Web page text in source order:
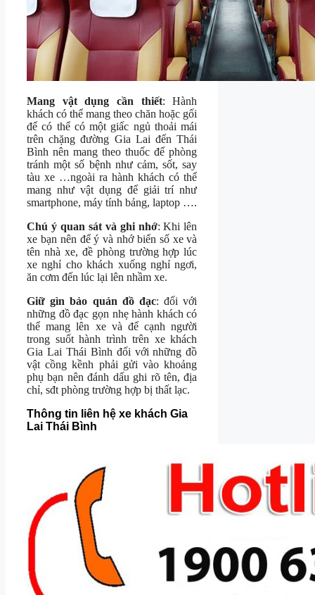
Mang vật dụng cần thiết: Hành
khách có thể mang theo chăn hoặc gối
để có thể có một giấc ngủ thoải mái
trên chặng đường Gia Lai đến Thái
Bình nên mang theo thuốc để phòng
tránh một số bệnh như cảm, sốt, say
tàu xe …ngoài ra hành khách có thể
mang như vật dụng để giải trí như
smartphone, máy tính bảng, laptop ….
Chú ý quan sát và ghi nhớ: Khi lên
xe bạn nên để ý và nhớ biển số xe và
tên nhà xe, đề phòng trường hợp lúc
xe nghỉ cho khách xuống nghỉ ngơi,
ăn cơm đến lúc lại lên nhầm xe.
Giữ gìn bảo quản đồ đạc: đối với
những đồ đạc gọn nhẹ hành khách có
thể mang lên xe và để cạnh người
trong suốt hành trình trên xe khách
Gia Lai Thái Bình đối với những đồ
vật cồng kềnh phải gửi vào khoảng
phụ bạn nên đánh dấu ghi rõ tên, địa
chỉ, sđt phòng trường hợp bị thất lạc.
Thông tin liên hệ xe khách Gia
Lai Thái Bình